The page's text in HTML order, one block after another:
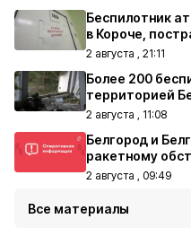
Беспилотник
в Короче,
2 августа , 21:11
Более 200
территорией
2 августа , 11:08
Белгород и
ракетному
2 августа , 09:49
Все материалы